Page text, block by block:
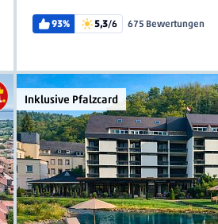
93% 5,3/6 675 Bewertungen
Inklusive Pfalzcard